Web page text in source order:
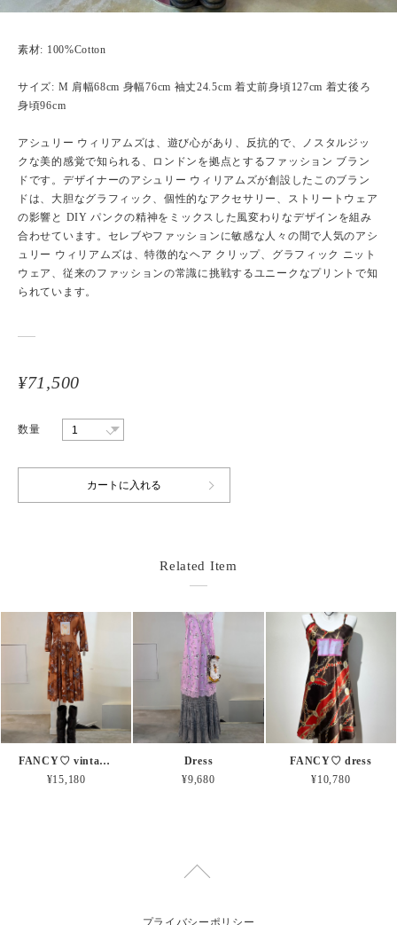
素材: 100%Cotton
サイズ: M 肩幅68cm 身幅76cm 袖丈24.5cm 着丈前身頃127cm 着丈後ろ
身頃96cm
アシュリー ウィリアムズは、遊び心があり、反抗的で、ノスタルジッ
クな美的感覚で知られる、ロンドンを拠点とするファッション ブラン
ドです。デザイナーのアシュリー ウィリアムズが創設したこのブラン
ドは、大胆なグラフィック、個性的なアクセサリー、ストリートウェア
の影響と DIY パンクの精神をミックスした風変わりなデザインを組み
合わせています。セレブやファッションに敏感な人々の間で人気のアシ
ュリー ウィリアムズは、特徴的なヘア クリップ、グラフィック ニット
ウェア、従来のファッションの常識に挑戦するユニークなプリントで知
られています。
¥71,500
数量
Related Item
FANCY♡ vintage dress
¥15,180
Dress
¥9,680
FANCY♡ dress
¥10,780
プライバシーポリシー